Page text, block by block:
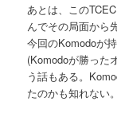
あとは、この
んでその局面から
今回のKomodoが
(Komodoが勝った
う話もある。
たのかも知れない。